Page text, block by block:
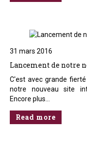
31 mars 2016
Lancement de notre
C'est avec grande
notre nouveau site
Encore plus…
Read more